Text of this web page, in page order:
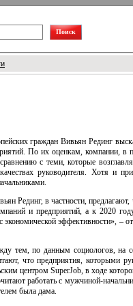
граждан Вивьян Рединг
По их оценкам, компании, в
с теми, которые
руководителя. Хотя и
Рединг, в частности,
и предприятий, а к 2020
экономической эффективности», –
тем, по данным социологов, на
что предприятия, которыми
центром SuperJob, в ходе
работать с мужчиной-
была дама.